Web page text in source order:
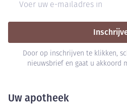
Door op inschrijven te klikken,
nieuwsbrief en gaat u akkoord
Uw apotheek